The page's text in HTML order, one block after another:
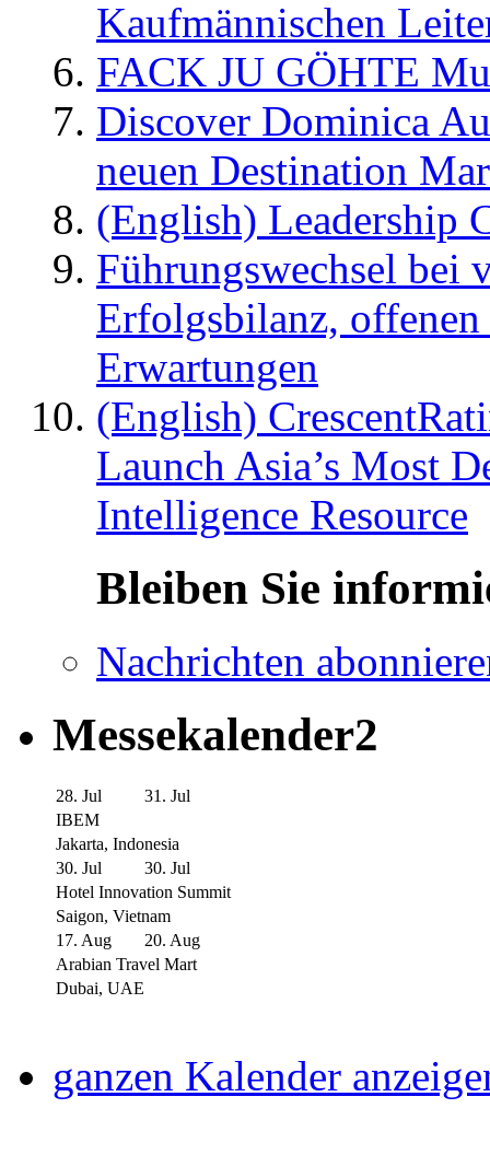
Kaufmännischen
FACK JU GÖHTE
Discover Dominica
neuen Destination
(English) Leadership
Führungswechsel bei
Erfolgsbilanz,
Erwartungen
(English)
Launch Asia’s Most
Intelligence Resource
Bleiben Sie
Nachrichten
Messekalender2
28. Jul
31. Jul
IBEM
Jakarta, Indonesia
30. Jul
30. Jul
Hotel Innovation Summit
Saigon, Vietnam
17. Aug
20. Aug
Arabian Travel Mart
Dubai, UAE
ganzen Kalender